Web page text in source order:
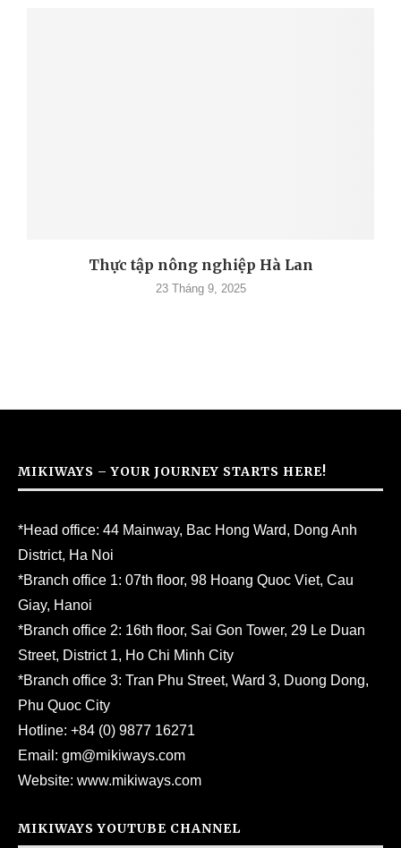
Thực tập nông nghiệp Hà Lan
23 Tháng 9, 2025
MIKIWAYS – YOUR JOURNEY STARTS HERE!
*Head office: 44 Mainway, Bac Hong Ward, Dong Anh
District, Ha Noi
*Branch office 1: 07th floor, 98 Hoang Quoc Viet, Cau
Giay, Hanoi
*Branch office 2: 16th floor, Sai Gon Tower, 29 Le Duan
Street, District 1, Ho Chi Minh City
*Branch office 3: Tran Phu Street, Ward 3, Duong Dong,
Phu Quoc City
Hotline: +84 (0) 9877 16271
Email: gm@mikiways.com
Website: www.mikiways.com
MIKIWAYS YOUTUBE CHANNEL